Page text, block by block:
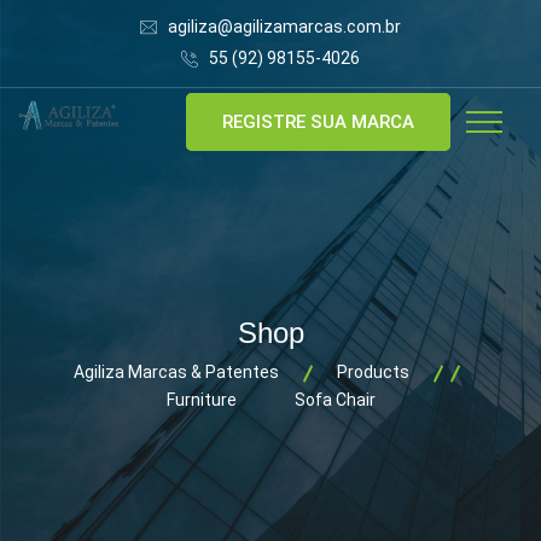
agiliza@agilizamarcas.com.br
55 (92) 98155-4026
REGISTRE SUA MARCA
Shop
Agiliza Marcas & Patentes
Products
Furniture
Sofa Chair